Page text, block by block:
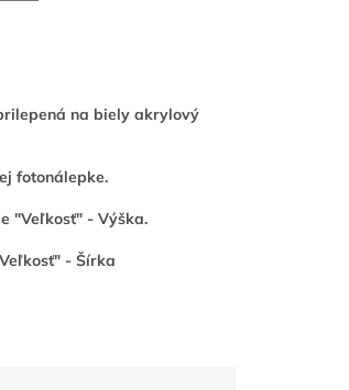
na biely akrylový
fotonálepke.
"Veľkosť" - Výška.
- Šírka